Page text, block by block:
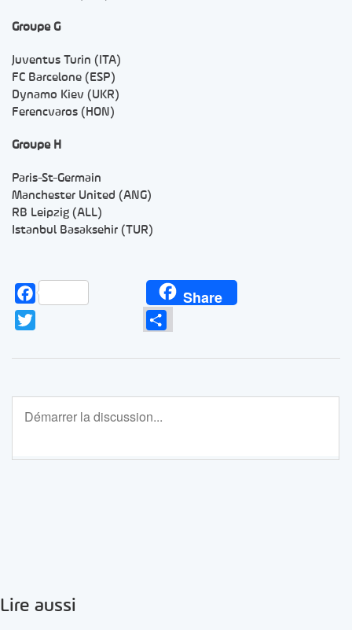
Groupe G
Juventus Turin (ITA)
FC Barcelone (ESP)
Dynamo Kiev (UKR)
Ferencvaros (HON)
Groupe H
Paris-St-Germain
Manchester United (ANG)
RB Leipzig (ALL)
Istanbul Basaksehir (TUR)
Facebook Share
Lire aussi